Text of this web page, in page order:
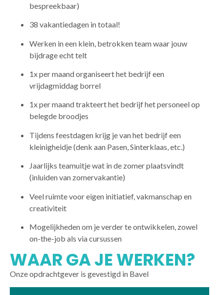
bespreekbaar)
38 vakantiedagen in totaal!
Werken in een klein, betrokken team waar jouw
bijdrage echt telt
1x per maand organiseert het bedrijf een
vrijdagmiddag borrel
1x per maand trakteert het bedrijf het personeel op
belegde broodjes
Tijdens feestdagen krijg je van het bedrijf een
kleinigheidje (denk aan Pasen, Sinterklaas, etc.)
Jaarlijks teamuitje wat in de zomer plaatsvindt
(inluiden van zomervakantie)
Veel ruimte voor eigen initiatief, vakmanschap en
creativiteit
Mogelijkheden om je verder te ontwikkelen, zowel
on-the-job als via cursussen
WAAR GA JE WERKEN?
Onze opdrachtgever is gevestigd in Bavel